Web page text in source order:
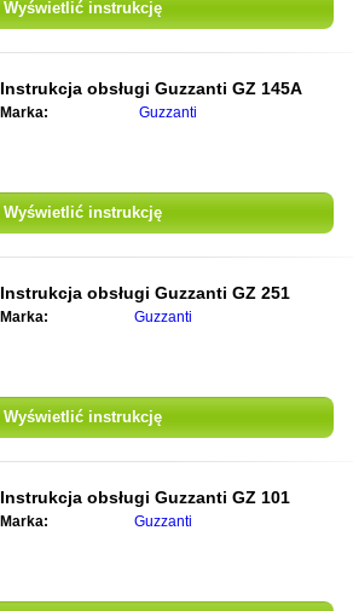
Wyświetlić instrukcję
Instrukcja obsługi Guzzanti GZ 145A
Marka: Guzzanti
Wyświetlić instrukcję
Instrukcja obsługi Guzzanti GZ 251
Marka: Guzzanti
Wyświetlić instrukcję
Instrukcja obsługi Guzzanti GZ 101
Marka: Guzzanti